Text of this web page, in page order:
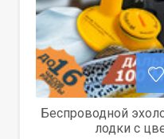
Беспроводной
лодки с